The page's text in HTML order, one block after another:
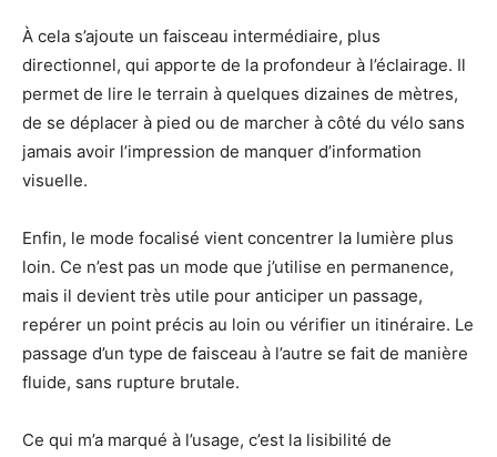
À cela s’ajoute un faisceau intermédiaire, plus
directionnel, qui apporte de la profondeur à l’éclairage. Il
permet de lire le terrain à quelques dizaines de mètres,
de se déplacer à pied ou de marcher à côté du vélo sans
jamais avoir l’impression de manquer d’information
visuelle.
Enfin, le mode focalisé vient concentrer la lumière plus
loin. Ce n’est pas un mode que j’utilise en permanence,
mais il devient très utile pour anticiper un passage,
repérer un point précis au loin ou vérifier un itinéraire. Le
passage d’un type de faisceau à l’autre se fait de manière
fluide, sans rupture brutale.
Ce qui m’a marqué à l’usage, c’est la lisibilité de